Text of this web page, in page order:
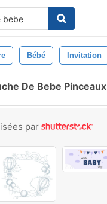
Bébé Invitation
De Bebe Pinceaux
par